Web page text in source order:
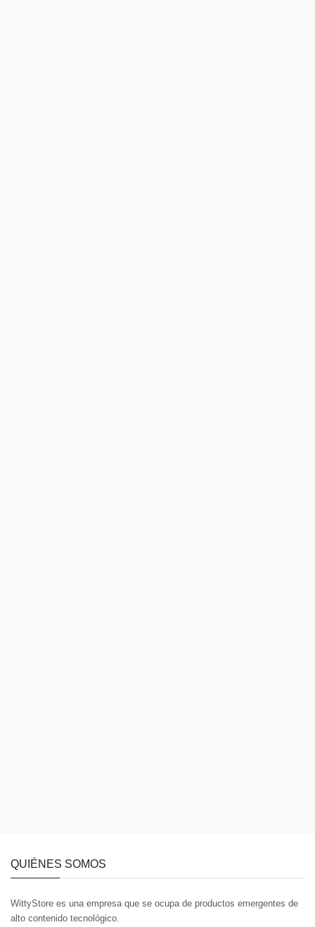
QUIÉNES SOMOS
WittyStore es una empresa que se ocupa de productos emergentes de
alto contenido tecnológico.